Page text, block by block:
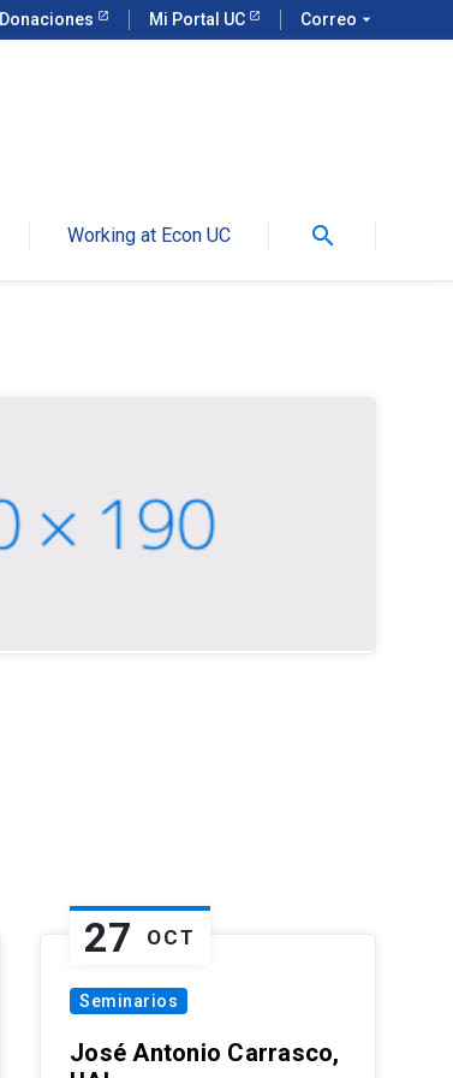
Donaciones Mi Portal UC Correo arrow_drop_down
Working at Econ UC search
27 OCT
Seminarios
José Antonio Carrasco,